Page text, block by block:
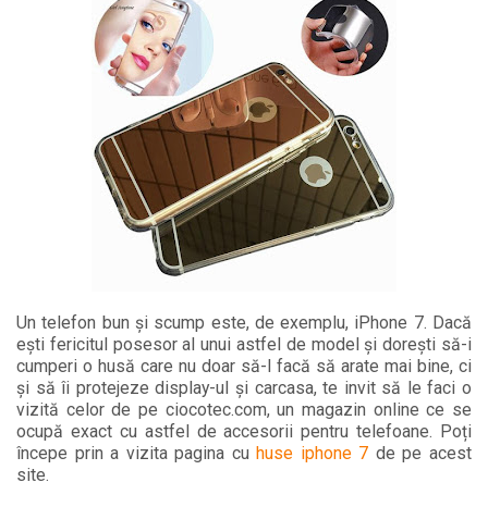
Un telefon bun și scump este, de exemplu, iPhone 7. Dacă
ești fericitul posesor al unui astfel de model și dorești să-i
cumperi o husă care nu doar să-l facă să arate mai bine, ci
și să îi protejeze display-ul și carcasa, te invit să le faci o
vizită celor de pe ciocotec.com, un magazin online ce se
ocupă exact cu astfel de accesorii pentru telefoane. Poți
începe prin a vizita pagina cuhuse iphone 7 de pe acest
site.